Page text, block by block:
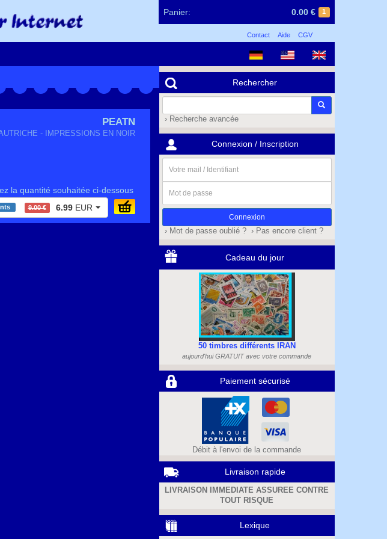
Panier: 1
0.00 €
Contact Aide CGV
PEATN
- IMPRESSIONS EN NOIR
la quantité souhaitée ci-dessous
9.00 € 6.99EUR
Rechercher
› Recherche avancée
Connexion / Inscription
mail
/
Identifiant
de
passe
› Mot de passe oublié ? › Pas encore client ?
Cadeau du jour
50 timbres différents IRAN
aujourd'hui GRATUIT avec votre commande
Paiement sécurisé
Débit à l'envoi de la commande
Livraison rapide
LIVRAISON IMMEDIATE ASSUREE CONTRE
TOUT RISQUE
Lexique